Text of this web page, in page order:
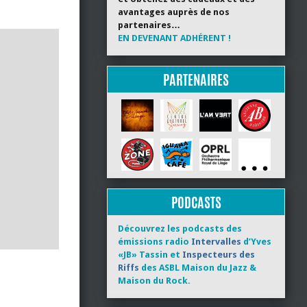
avantages auprès de nos
partenaires…
EN DEVENANT ADHÉRENT !
PARTENAIRES
PODCASTS
Découvrez les podcasts des
émissions radio Intervalles d’Yves
«JB» Tassin et Inspecteurs des
Riffs des ASBL Maison du Jazz &
Maison du Rock.